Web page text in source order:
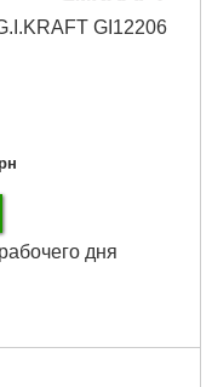
GI12206
дня